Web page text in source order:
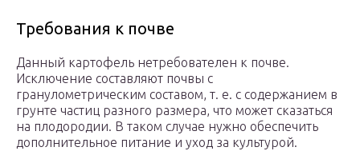
Требования к почве
Данный картофель нетребователен к почве.
Исключение составляют почвы с
гранулометрическим составом, т. е. с содержанием в
грунте частиц разного размера, что может сказаться
на плодородии. В таком случае нужно обеспечить
дополнительное питание и уход за культурой.